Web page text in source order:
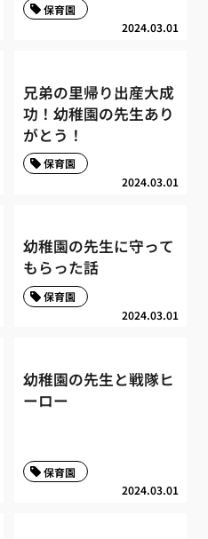
2024.03.01
保育園
兄弟の里帰り出産大成
功！幼稚園の先生あり
がとう！
2024.03.01
保育園
幼稚園の先生に守って
もらった話
2024.03.01
保育園
幼稚園の先生と戦隊ヒ
ーロー
2024.03.01
保育園